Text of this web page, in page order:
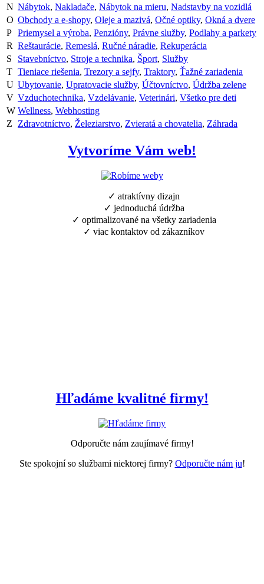
N Nábytok, Nakladače, Nábytok na mieru, Nadstavby na vozidlá
O Obchody a e-shopy, Oleje a mazivá, Očné optiky, Okná a dvere
P Priemysel a výroba, Penzióny, Právne služby, Podlahy a parkety
R Reštaurácie, Remeslá, Ručné náradie, Rekuperácia
S
Stavebníctvo, Stroje a technika, Šport, Služby
T Tieniace riešenia, Trezory a sejfy, Traktory, Ťažné zariadenia
U Ubytovanie, Upratovacie služby, Účtovníctvo, Údržba zelene
V Vzduchotechnika, Vzdelávanie, Veterinári, Všetko pre deti
W Wellness, Webhosting
Z Zdravotníctvo, Železiarstvo, Zvieratá a chovatelia, Záhrada
Vytvoríme Vám web!
✓ atraktívny dizajn
✓ jednoduchá údržba
✓ optimalizované na všetky zariadenia
✓ viac kontaktov od zákazníkov
Hľadáme kvalitné firmy!
Odporučte nám zaujímavé firmy!
Ste spokojní so službami niektorej firmy? Odporučte nám ju!